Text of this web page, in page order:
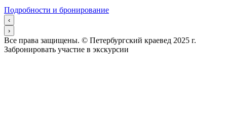
Подробности и бронирование
‹
›
Все права защищены. © Петербургский краевед 2025 г.
Забронировать участие в экскурсии